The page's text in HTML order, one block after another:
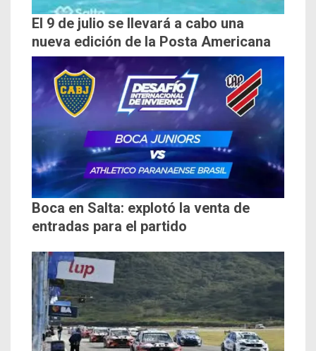
El 9 de julio se llevará a cabo una
nueva edición de la Posta Americana
Boca en Salta: explotó la venta de
entradas para el partido